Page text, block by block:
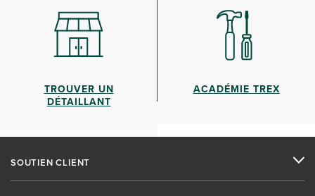
TROUVER UN
DÉTAILLANT
ACADÉMIE TREX
SOUTIEN CLIENT